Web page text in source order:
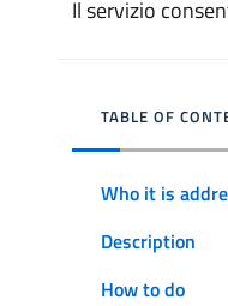
Il servizio
TABLE OF
Who it is
Description
How to do